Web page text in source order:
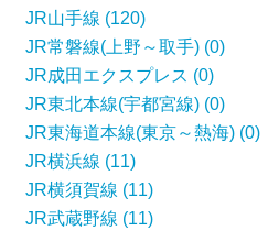
JR山手線 (120)
JR常磐線(上野～取手) (0)
JR成田エクスプレス (0)
JR東北本線(宇都宮線) (0)
JR東海道本線(東京～熱海) (0)
JR横浜線 (11)
JR横須賀線 (11)
JR武蔵野線 (11)